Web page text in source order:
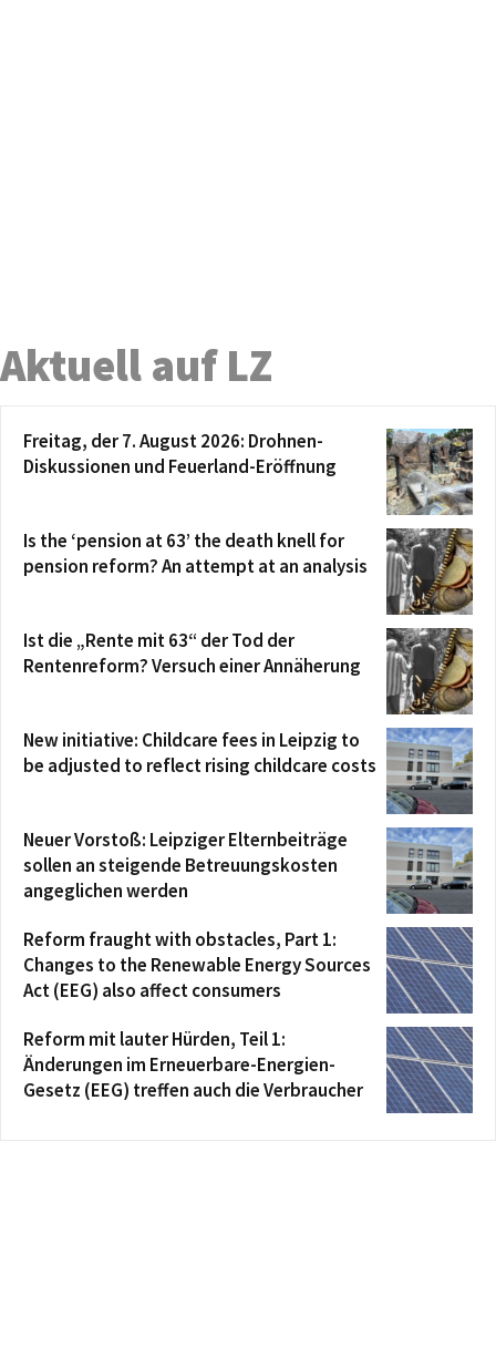
Aktuell auf LZ
Freitag, der 7. August 2026: Drohnen-
Diskussionen und Feuerland-Eröffnung
Is the ‘pension at 63’ the death knell for
pension reform? An attempt at an analysis
Ist die „Rente mit 63“ der Tod der
Rentenreform? Versuch einer Annäherung
New initiative: Childcare fees in Leipzig to
be adjusted to reflect rising childcare costs
Neuer Vorstoß: Leipziger Elternbeiträge
sollen an steigende Betreuungskosten
angeglichen werden
Reform fraught with obstacles, Part 1:
Changes to the Renewable Energy Sources
Act (EEG) also affect consumers
Reform mit lauter Hürden, Teil 1:
Änderungen im Erneuerbare-Energien-
Gesetz (EEG) treffen auch die Verbraucher